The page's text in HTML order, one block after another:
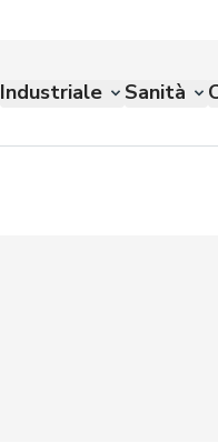
Industriale Sanità